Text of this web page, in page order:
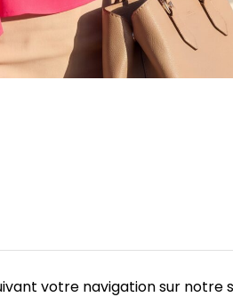
votre navigation sur